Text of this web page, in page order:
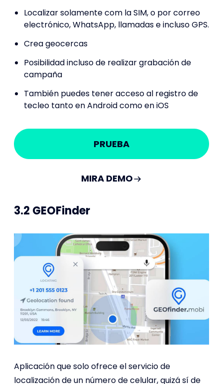
Localizar solamente com la SIM, o por correo
electrónico, WhatsApp, llamadas e incluso GPS.
Crea geocercas
Posibilidad incluso de realizar grabación de
campaña
También puedes tener acceso al registro de
tecleo tanto en Android como en iOS
PRUEBA
MIRA DEMO
3.2 GEOFinder
Aplicación que solo ofrece el servicio de
localización de un número de celular, quizá sí de